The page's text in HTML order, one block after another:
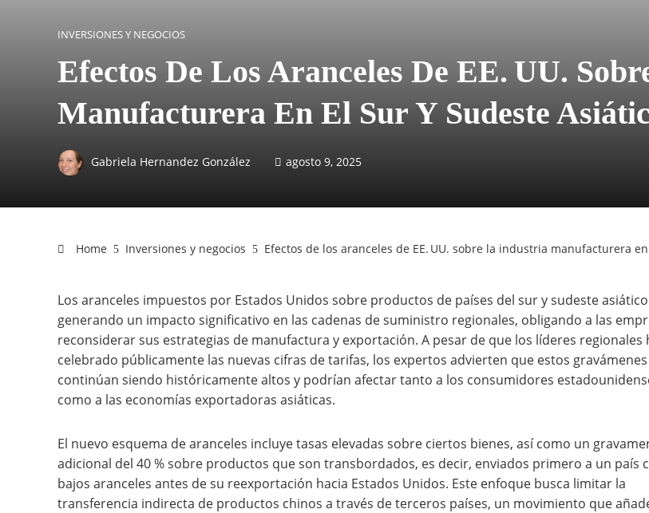
INVERSIONES Y NEGOCIOS
Efectos De Los Aranceles De EE. UU.
Manufacturera En El Sur Y Sudeste
Gabriela Hernandez González agosto 9, 2025
Home Inversiones y negocios Efectos de los aranceles de EE. UU. sobre la industria manufacturera
Los aranceles impuestos por Estados Unidos sobre productos de países del sur y sudeste
generando un impacto significativo en las cadenas de suministro regionales, obligando a las
reconsiderar sus estrategias de manufactura y exportación. A pesar de que los líderes regionales
celebrado públicamente las nuevas cifras de tarifas, los expertos advierten que estos gravámenes
continúan siendo históricamente altos y podrían afectar tanto a los consumidores
como a las economías exportadoras asiáticas.
El nuevo esquema de aranceles incluye tasas elevadas sobre ciertos bienes, así como un
adicional del 40 % sobre productos que son transbordados, es decir, enviados primero a un país
bajos aranceles antes de su reexportación hacia Estados Unidos. Este enfoque busca limitar la
transferencia indirecta de productos chinos a través de terceros países, un movimiento que